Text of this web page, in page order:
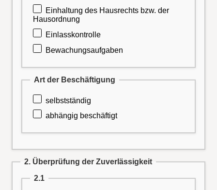
Einhaltung des Hausrechts bzw. der
Hausordnung
Einlasskontrolle
Bewachungsaufgaben
Art der Beschäftigung
selbstständig
abhängig beschäftigt
2. Überprüfung der Zuverlässigkeit
2.1